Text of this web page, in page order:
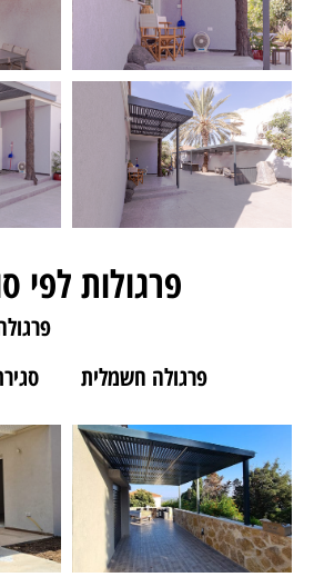
פרגולות לפי
פרגולה חשמלית